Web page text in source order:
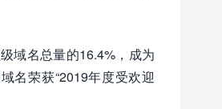
域名总量的16.4%，成为
名荣获“2019年度受欢迎